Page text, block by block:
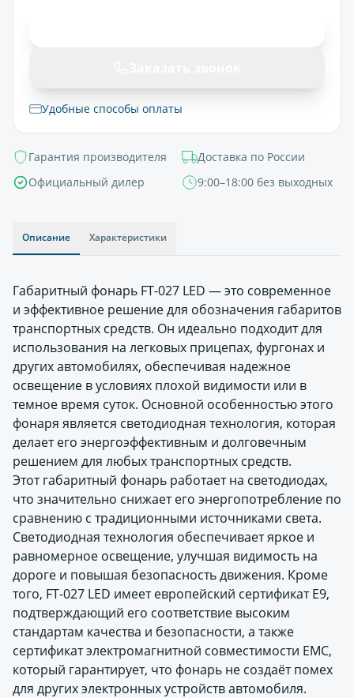
Удобные способы оплаты
Гарантия производителя
Доставка по России
Официальный дилер
9:00–18:00 без выходных
Описание Характеристики
Габаритный фонарь FT-027 LED — это современное
и эффективное решение для обозначения габаритов
транспортных средств. Он идеально подходит для
использования на легковых прицепах, фургонах и
других автомобилях, обеспечивая надежное
освещение в условиях плохой видимости или в
темное время суток. Основной особенностью этого
фонаря является светодиодная технология, которая
делает его энергоэффективным и долговечным
решением для любых транспортных средств.
Этот габаритный фонарь работает на светодиодах,
что значительно снижает его энергопотребление по
сравнению с традиционными источниками света.
Светодиодная технология обеспечивает яркое и
равномерное освещение, улучшая видимость на
дороге и повышая безопасность движения. Кроме
того, FT-027 LED имеет европейский сертификат E9,
подтверждающий его соответствие высоким
стандартам качества и безопасности, а также
сертификат электромагнитной совместимости EMC,
который гарантирует, что фонарь не создаёт помех
для других электронных устройств автомобиля.